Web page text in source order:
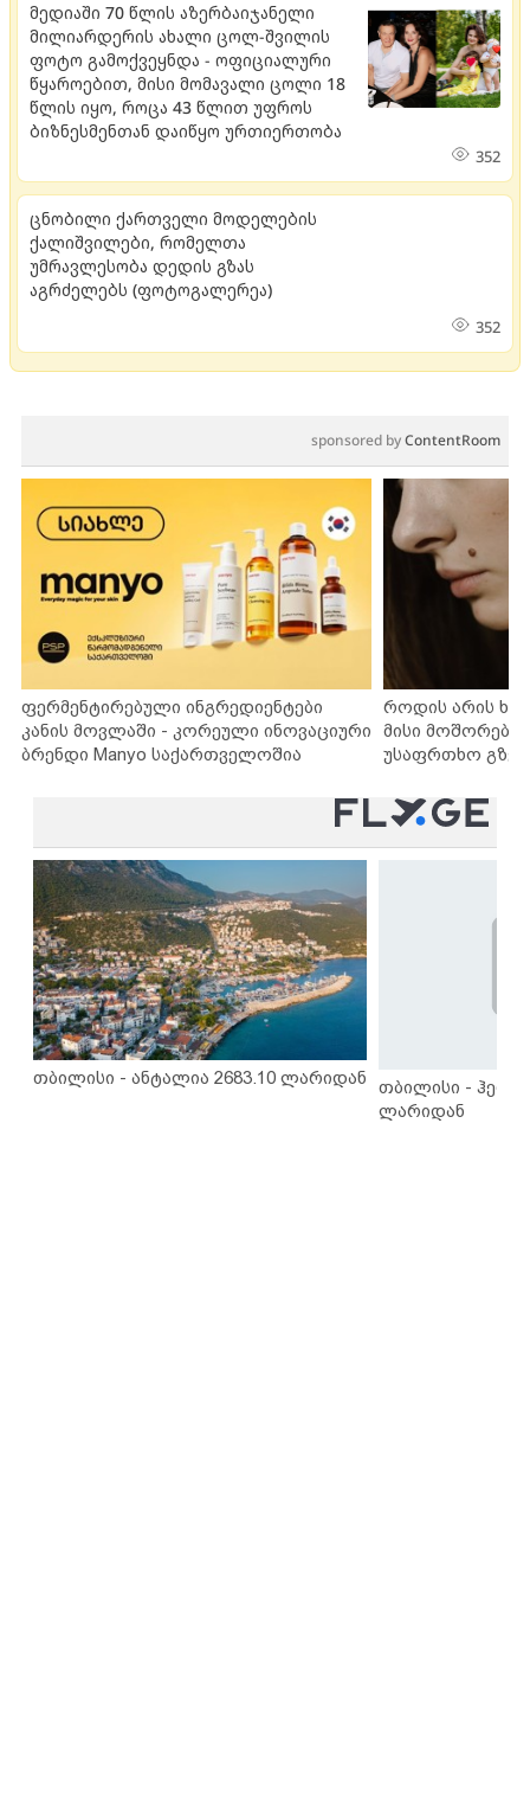
მედიაში 70 წლის აზერბაიჯანელი
მილიარდერის ახალი ცოლ-შვილის
ფოტო გამოქვეყნდა - ოფიციალური
წყაროებით, მისი მომავალი ცოლი 18
წლის იყო, როცა 43 წლით უფროს
ბიზნესმენთან დაიწყო ურთიერთობა
352
ცნობილი ქართველი მოდელების
ქალიშვილები, რომელთა
უმრავლესობა დედის გზას
აგრძელებს (ფოტოგალერეა)
352
sponsored byContentRoom
ფერმენტირებული ინგრედიენტები
კანის მოვლაში - კორეული ინოვაციური
ბრენდი Manyo საქართველოშია
როდის არის
მისი
უსაფრთხო
თბილისი - ანტალია 2683.10 ლარიდან
თბილისი -
ლარიდან